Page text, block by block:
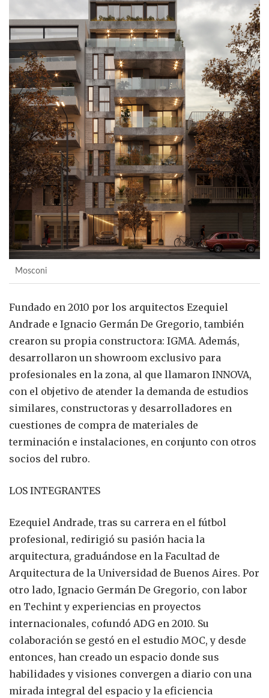
Mosconi
Fundado en 2010 por los arquitectos Ezequiel
Andrade e Ignacio Germán De Gregorio, también
crearon su propia constructora: IGMA. Además,
desarrollaron un showroom exclusivo para
profesionales en la zona, al que llamaron INNOVA,
con el objetivo de atender la demanda de estudios
similares, constructoras y desarrolladores en
cuestiones de compra de materiales de
terminación e instalaciones, en conjunto con otros
socios del rubro.
LOS INTEGRANTES
Ezequiel Andrade, tras su carrera en el fútbol
profesional, redirigió su pasión hacia la
arquitectura, graduándose en la Facultad de
Arquitectura de la Universidad de Buenos Aires. Por
otro lado, Ignacio Germán De Gregorio, con labor
en Techint y experiencias en proyectos
internacionales, cofundó ADG en 2010. Su
colaboración se gestó en el estudio MOC, y desde
entonces, han creado un espacio donde sus
habilidades y visiones convergen a diario con una
mirada integral del espacio y la eficiencia